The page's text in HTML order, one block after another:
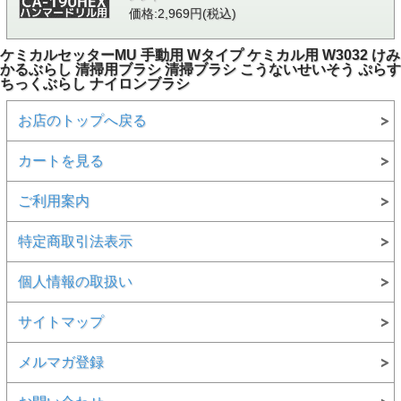
価格:2,969円(税込)
ケミカルセッターMU 手動用 Wタイプ ケミカル用 W3032 けみ
かるぶらし 清掃用ブラシ 清掃ブラシ こうないせいそう ぷらす
ちっくぶらし ナイロンブラシ
お店のトップへ戻る
カートを見る
ご利用案内
特定商取引法表示
個人情報の取扱い
サイトマップ
メルマガ登録